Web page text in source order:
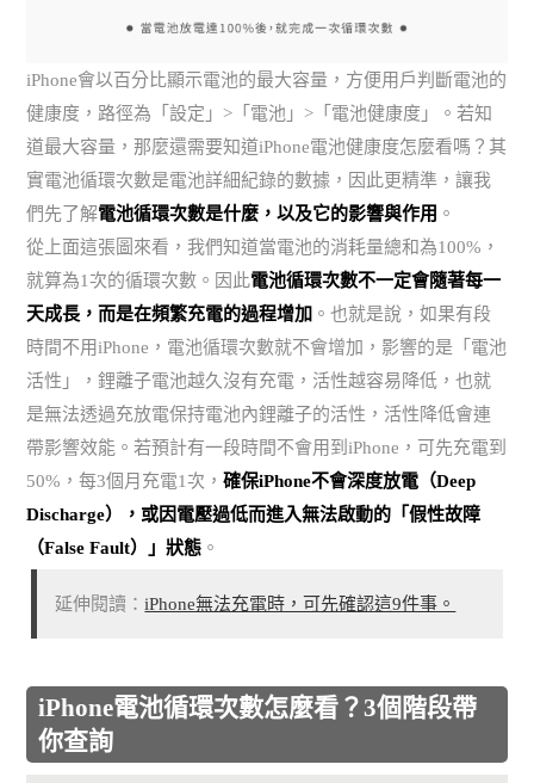
iPhone會以百分比顯示電池的最大容量，方便用戶判斷電池的
健康度，路徑為「設定」>「電池」>「電池健康度」。若知
道最大容量，那麼還需要知道iPhone電池健康度怎麼看嗎？其
實電池循環次數是電池詳細紀錄的數據，因此更精準，讓我
們先了解電池循環次數是什麼，以及它的影響與作用 。
從上面這張圖來看，我們知道當電池的消耗量總和為100%，
就算為1次的循環次數。因此電池循環次數不一定會隨著每一
天成長，而是在頻繁充電的過程增加 。也就是說，如果有段
時間不用iPhone，電池循環次數就不會增加，影響的是「電池
活性」，鋰離子電池越久沒有充電，活性越容易降低，也就
是無法透過充放電保持電池內鋰離子的活性，活性降低會連
帶影響效能。若預計有一段時間不會用到iPhone，可先充電到
50%，每3個月充電1次，確保iPhone不會深度放電（Deep
Discharge），或因電壓過低而進入無法啟動的「假性故障
（False Fault）」狀態 。
延伸閱讀：iPhone無法充電時，可先確認這9件事。
iPhone電池循環次數怎麼看？3個階段帶
你查詢